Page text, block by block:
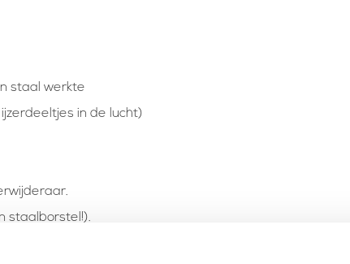
staal werkte
in de lucht)
staalborstel!).